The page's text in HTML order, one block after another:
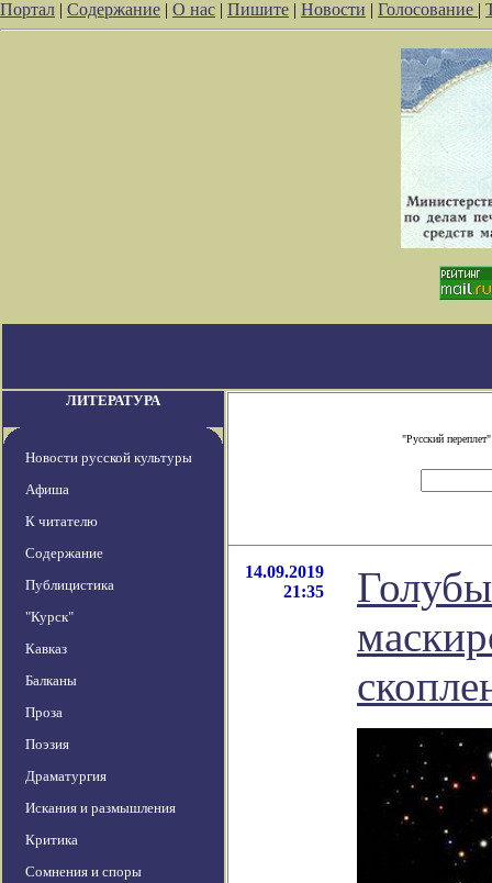
Портал | Содержание | О нас | Пишите | Новости | Голосование |
ЛИТЕРАТУРА
Новости русской культуры
Афиша
К читателю
Содержание
Публицистика
"Курск"
Кавказ
Балканы
Проза
Поэзия
Драматургия
Искания и размышления
Критика
Сомнения и споры
"Русский
14.09.2019
21:35